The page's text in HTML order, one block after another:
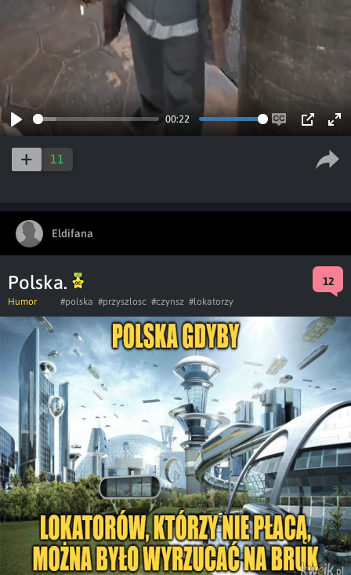
Play
00:22
EnablePIP
11
Eldifana
Polska. 12
Humor #polska #przyszlosc #czynsz #lokatorzy